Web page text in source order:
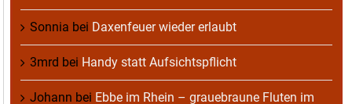
Sonnia bei Daxenfeuer wieder erlaubt
3mrd bei Handy statt Aufsichtspflicht
Johann bei Ebbe im Rhein – grauebraune Fluten im